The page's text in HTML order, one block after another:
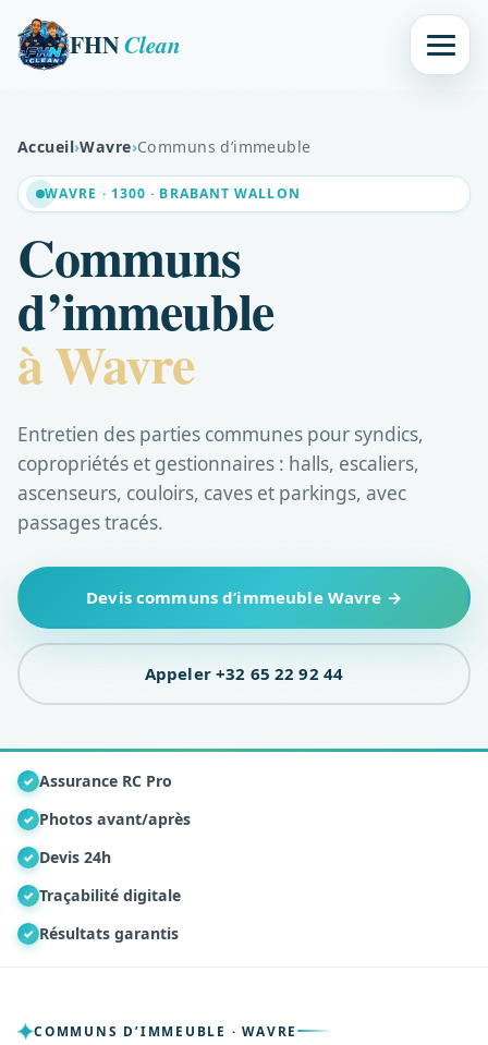
FHNClean
Accueil›Wavre›Communs d’immeuble
WAVRE · 1300 · BRABANT WALLON
Communs
d’immeuble
à Wavre
Entretien des parties communes pour syndics,
copropriétés et gestionnaires : halls, escaliers,
ascenseurs, couloirs, caves et parkings, avec
passages tracés.
Devis communs d’immeuble Wavre →
Appeler +32 65 22 92 44
✓ Assurance RC Pro
✓ Photos avant/après
✓ Devis 24h
✓ Traçabilité digitale
✓ Résultats garantis
COMMUNS D’IMMEUBLE · WAVRE